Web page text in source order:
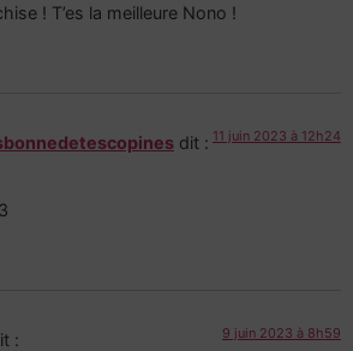
! T’es la meilleure Nono !
dit : 11 juin 2023 à 12h24
: 9 juin 2023 à 8h59